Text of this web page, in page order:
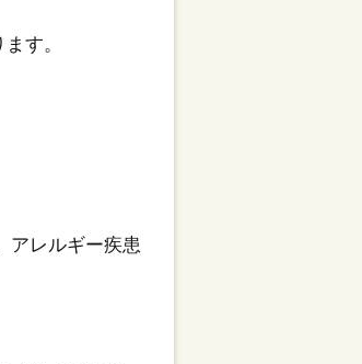
す。
アレルギー疾患